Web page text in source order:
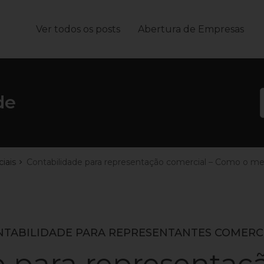
Ver todos os posts Abertura de Empresas
Contabilidade para representação comercial – Como o
PARA REPRESENTANTES